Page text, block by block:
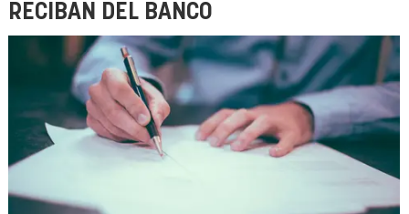
RECIBAN DEL BANCO